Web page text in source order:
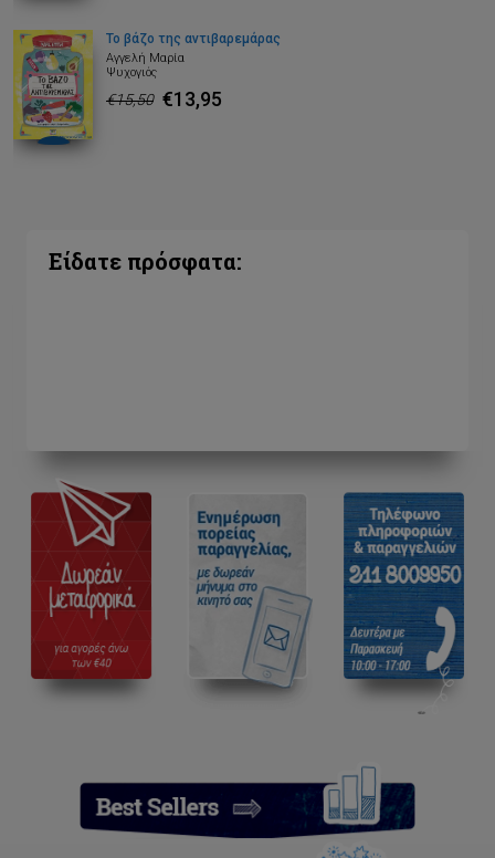
Το βάζο της αντιβαρεμάρας
Αγγελή Μαρία
Ψυχογιός
€15,50 €13,95
Είδατε πρόσφατα: